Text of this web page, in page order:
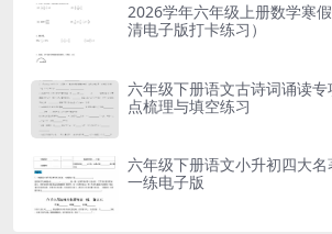
2026学年六年级上册数学寒
清电子版打卡练习）
六年级下册语文古诗词诵读
点梳理与填空练习
六年级下册语文小升初四大
一练电子版